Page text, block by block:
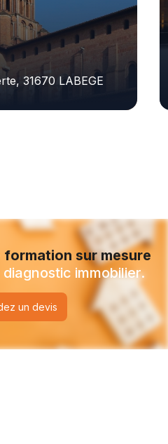
P, 33049
formation sur mesure
immobilier.
un devis